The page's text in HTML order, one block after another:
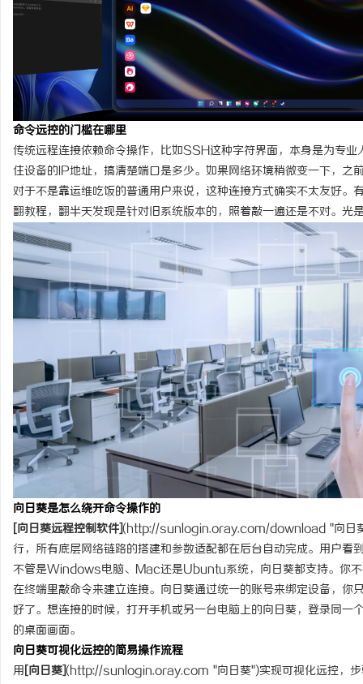
命令远控的门槛在哪里
传统远程连接依赖命令操作，比如SSH这种字符界面，本身是为专
住设备的IP地址，搞清楚端口是多少。如果网络环境稍微变一下，之
对于不是靠运维吃饭的普通用户来说，这种连接方式确实不太友好
翻教程，翻半天发现是针对旧系统版本的，照着敲一遍还是不对。光
向日葵是怎么绕开命令操作的
[向日葵远程控制软件](http://sunlogin.oray.com/download "向日
行，所有底层网络链路的搭建和参数适配都在后台自动完成。用户看
不管是Windows电脑、Mac还是Ubuntu系统，向日葵都支持。你
在终端里敲命令来建立连接。向日葵通过统一的账号来绑定设备，
好了。想连接的时候，打开手机或另一台电脑上的向日葵，登录同
的桌面画面。
向日葵可视化远控的简易操作流程
用 [向日葵](http://sunlogin.oray.com "向日葵")实现可视化远控，
武汉配眼镜 上海配眼镜